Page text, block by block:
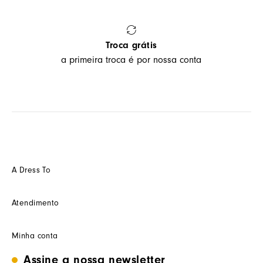
Troca grátis
a primeira troca é por nossa conta
A Dress To
Futuro
Seja um(a) cliente multimarca
Atendimento
Como trocar
Termos de uso
Minha conta
Minha conta
Assine a nossa newsletter